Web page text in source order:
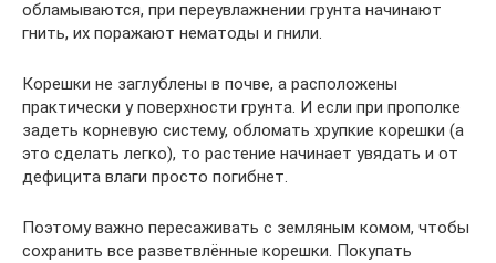
обламываются, при переувлажнении грунта начинают
гнить, их поражают нематоды и гнили.
Корешки не заглублены в почве, а расположены
практически у поверхности грунта. И если при прополке
задеть корневую систему, обломать хрупкие корешки (а
это сделать легко), то растение начинает увядать и от
дефицита влаги просто погибнет.
Поэтому важно пересаживать с земляным комом, чтобы
сохранить все разветвлённые корешки. Покупать